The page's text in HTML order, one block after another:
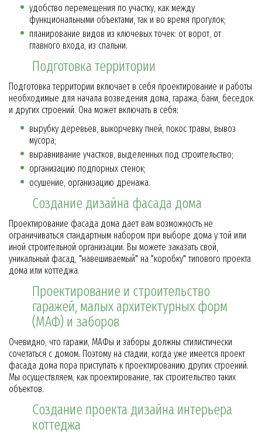
удобство перемещения по участку, как между
функциональными объектами, так и во время прогулок;
планирование видов из ключевых точек: от ворот, от
главного входа, из спальни.
Подготовка территории
Подготовка территории включает в себя проектирование и работы
необходимые для начала возведения дома, гаража, бани, беседок
и других строений. Она может включать в себя:
вырубку деревьев, выкорчевку пней, покос травы, вывоз
мусора;
выравнивание участков, выделенных под строительство;
организацию подпорных стенок;
осушение, организацию дренажа.
Создание дизайна фасада дома
Проектирование фасада дома дает вам возможность не
ограничиваться стандартным набором при выборе дома у той или
иной строительной организации. Вы можете заказать свой,
уникальный фасад, "навешиваемый" на "коробку" типового проекта
дома или коттеджа.
Проектирование и строительство
гаражей, малых архитектурных форм
(МАФ) и заборов
Очевидно, что гаражи, МАФы и заборы должны стилистически
сочетаться с домом. Поэтому на стадии, когда уже имеется проект
фасада дома пора приступать к проектированию других строений.
Мы осуществляем, как проектирование, так строительство таких
объектов.
Создание проекта дизайна интерьера
коттеджа